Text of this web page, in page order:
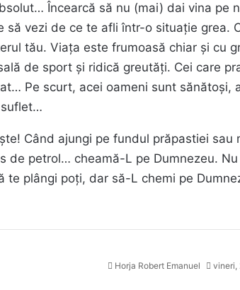
Încearcă să nu (mai) dai vina pe
să vezi de ce te afli într-o situație grea.
tău. Viața este frumoasă chiar și cu
de sport și ridică greutăți. Cei care
Pe scurt, acei oameni sunt sănătoși,
Când ajungi pe fundul prăpastiei sau
de petrol… cheamă-L pe Dumnezeu. Nu
te plângi poți, dar să-L chemi pe
Horja Robert Emanuel
vineri,